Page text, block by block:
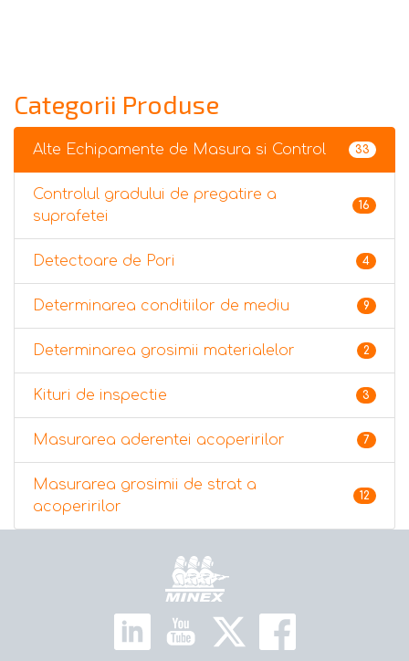
Categorii Produse
Alte Echipamente de Masura si Control 33
Controlul gradului de pregatire a
suprafetei
16
Detectoare de Pori 4
Determinarea conditiilor de mediu 9
Determinarea grosimii materialelor 2
Kituri de inspectie 3
Masurarea aderentei acoperirilor 7
Masurarea grosimii de strat a
acoperirilor
12